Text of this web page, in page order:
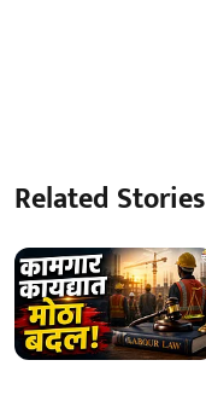
Related Stories